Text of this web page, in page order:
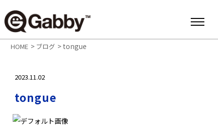
HOME > ブログ > tongue
2023.11.02
tongue